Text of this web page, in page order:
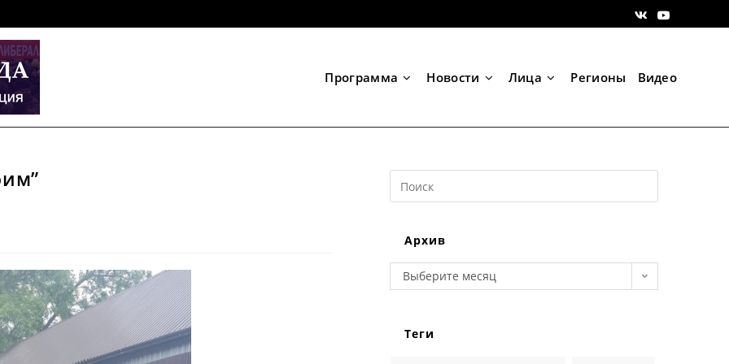
Программа Новости Лица Регионы Видео
Search
this
Архив
Архив
Выберите месяц
Теги